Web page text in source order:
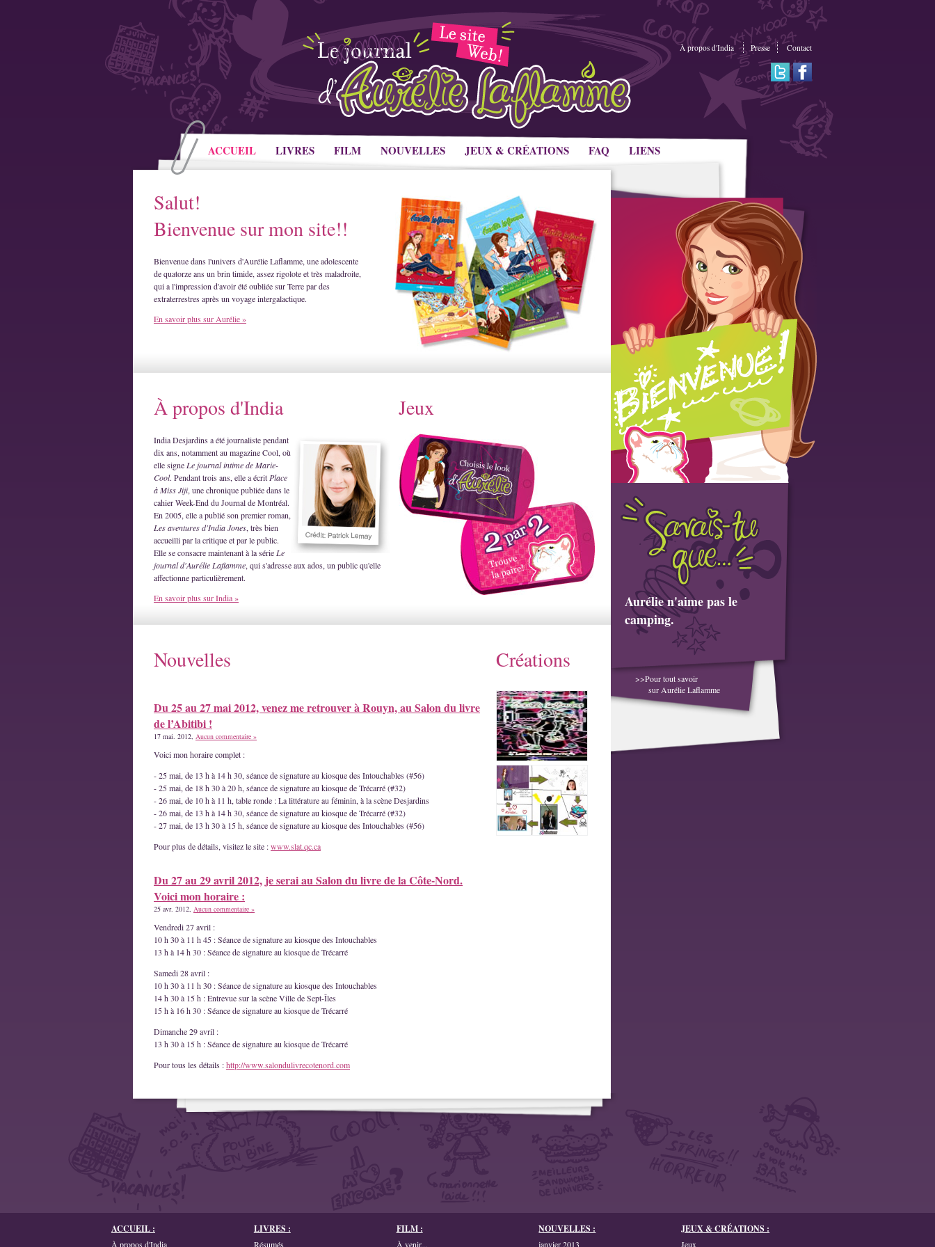
ACCUEIL LIVRES FILM NOUVELLES JEUX & CRÉATIONS FAQ LIENS
À propos d'India Presse Contact
Salut!
Bienvenue sur mon site!!
Bienvenue dans l'univers d'Aurélie Laflamme, une adolescente
de quatorze ans un brin timide, assez rigolote et très maladroite,
qui a l'impression d'avoir été oubliée sur Terre par des
extraterrestres après un voyage intergalactique.
En savoir plus sur Aurélie »
À propos d'India
India Desjardins a été journaliste pendant
dix ans, notamment au magazine Cool, où
elle signe Le journal intime de Marie-
Cool. Pendant trois ans, elle a écrit Place
à Miss Jiji, une chronique publiée dans le
cahier Week-End du Journal de Montréal.
En 2005, elle a publié son premier roman,
Les aventures d'India Jones, très bien
accueilli par la critique et par le public.
Elle se consacre maintenant à la série Le
journal d'Aurélie Laflamme, qui s'adresse aux ados, un public qu'elle
affectionne particulièrement.
En savoir plus sur India »
Jeux
Nouvelles
Du 25 au 27 mai 2012, venez me retrouver à Rouyn, au Salon du livre
de l’Abitibi !
17 mai. 2012, Aucun commentaire »
Voici mon horaire complet :
- 25 mai, de 13 h à 14 h 30, séance de signature au kiosque des Intouchables (#56)
- 25 mai, de 18 h 30 à 20 h, séance de signature au kiosque de Trécarré (#32)
- 26 mai, de 10 h à 11 h, table ronde : La littérature au féminin, à la scène Desjardins
- 26 mai, de 13 h à 14 h 30, séance de signature au kiosque de Trécarré (#32)
- 27 mai, de 13 h 30 à 15 h, séance de signature au kiosque des Intouchables (#56)
Pour plus de détails, visitez le site :www.slat.qc.ca
Du 27 au 29 avril 2012, je serai au Salon du livre de la Côte-Nord.
Voici mon horaire :
25 avr. 2012, Aucun commentaire »
Vendredi 27 avril :
10 h 30 à 11 h 45 : Séance de signature au kiosque des Intouchables
13 h à 14 h 30 : Séance de signature au kiosque de Trécarré
Samedi 28 avril :
10 h 30 à 11 h 30 : Séance de signature au kiosque des Intouchables
14 h 30 à 15 h : Entrevue sur la scène Ville de Sept-Îles
15 h à 16 h 30 : Séance de signature au kiosque de Trécarré
Dimanche 29 avril :
13 h 30 à 15 h : Séance de signature au kiosque de Trécarré
Pour tous les détails :http://www.salondulivrecotenord.com
Créations
Aurélie n'aime pas le
camping.
>>Pour tout savoir
sur Aurélie Laflamme
ACCUEIL :
À propos d'India
LIVRES :
Résumés
FILM :
À venir...
NOUVELLES :
janvier 2013
JEUX & CRÉATIONS :
Jeux